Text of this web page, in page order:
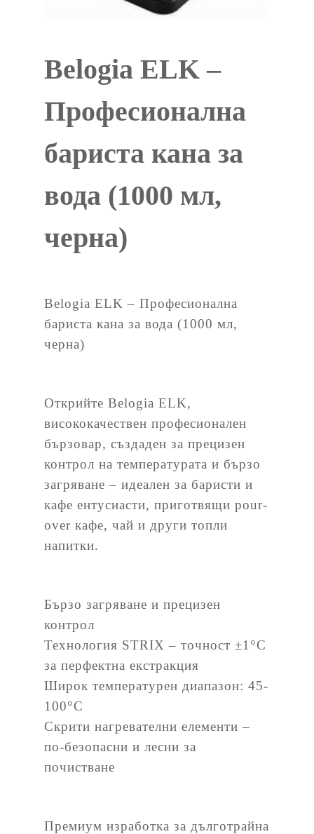
Belogia ELK –
Професионална
бариста кана за
вода (1000 мл,
черна)
Belogia ELK – Професионална
бариста кана за вода (1000 мл,
черна)
Открийте Belogia ELK,
висококачествен професионален
бързовар, създаден за прецизен
контрол на температурата и бързо
загряване – идеален за баристи и
кафе ентусиасти, приготвящи pour-
over кафе, чай и други топли
напитки.
Бързо загряване и прецизен
контрол
Технология STRIX – точност ±1°C
за перфектна екстракция
Широк температурен диапазон: 45-
100°C
Скрити нагревателни елементи –
по-безопасни и лесни за
почистване
Премиум изработка за дълготрайна